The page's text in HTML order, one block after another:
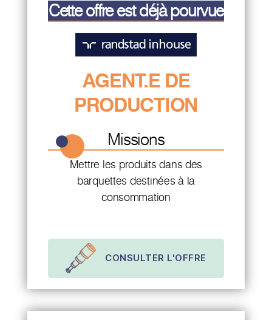
Cette offre est déjà pourvue
AGENT.E DE
PRODUCTION
Missions
Mettre les produits dans des
barquettes destinées à la
consommation
CONSULTER L'OFFRE